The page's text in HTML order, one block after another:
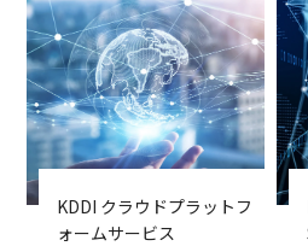
KDDI クラウドプラットフ
ォームサービス